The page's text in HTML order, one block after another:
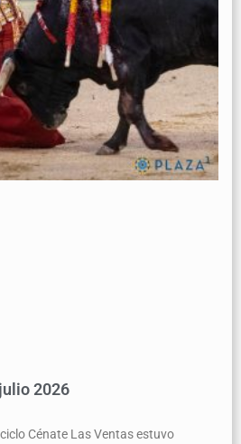
2026
Cénate Las Ventas estuvo